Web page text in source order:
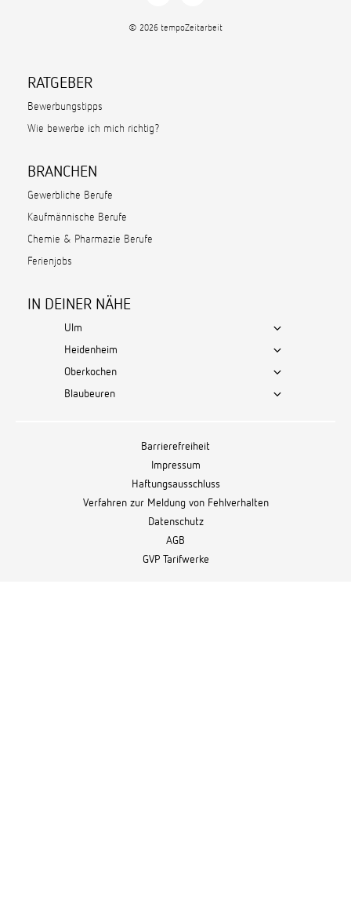
© 2026 tempoZeitarbeit
RATGEBER
Bewerbungstipps
Wie bewerbe ich mich richtig?
BRANCHEN
Gewerbliche Berufe
Kaufmännische Berufe
Chemie & Pharmazie Berufe
Ferienjobs
IN DEINER NÄHE
Ulm
Heidenheim
Oberkochen
Blaubeuren
Barrierefreiheit
Impressum
Haftungsausschluss
Verfahren zur Meldung von Fehlverhalten
Datenschutz
AGB
GVP Tarifwerke